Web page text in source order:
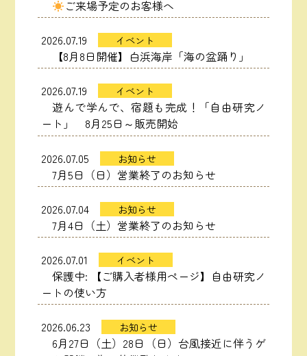
ご来場予定のお客様へ
2026.07.19 イベント
【8月8日開催】白浜海岸「海の盆踊り」
2026.07.19 イベント
遊んで学んで、宿題も完成！「自由研究ノ
ート」 8月25日～販売開始
2026.07.05 お知らせ
7月5日（日）営業終了のお知らせ
2026.07.04 お知らせ
7月4日（土）営業終了のお知らせ
2026.07.01 イベント
保護中: 【ご購入者様用ページ】自由研究ノ
ートの使い方
2026.06.23 お知らせ
6月27日（土）28日（日）台風接近に伴うゲ